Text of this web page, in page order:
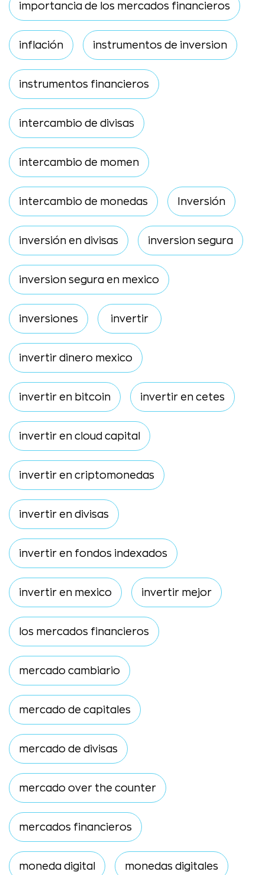
importancia de los mercados financieros
inflación instrumentos de inversion
instrumentos financieros
intercambio de divisas
intercambio de momen
intercambio de monedas Inversión
inversión en divisas inversion segura
inversion segura en mexico
inversiones invertir
invertir dinero mexico
invertir en bitcoin invertir en cetes
invertir en cloud capital
invertir en criptomonedas
invertir en divisas
invertir en fondos indexados
invertir en mexico invertir mejor
los mercados financieros
mercado cambiario
mercado de capitales
mercado de divisas
mercado over the counter
mercados financieros
moneda digital monedas digitales